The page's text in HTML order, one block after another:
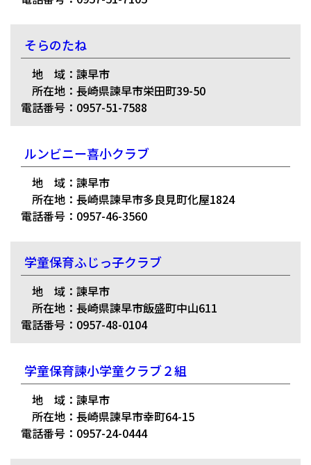
そらのたね
地 域：諫早市
所在地：長崎県諫早市栄田町39-50
電話番号：0957-51-7588
ルンビニー喜小クラブ
地 域：諫早市
所在地：長崎県諫早市多良見町化屋1824
電話番号：0957-46-3560
学童保育ふじっ子クラブ
地 域：諫早市
所在地：長崎県諫早市飯盛町中山611
電話番号：0957-48-0104
学童保育諫小学童クラブ２組
地 域：諫早市
所在地：長崎県諫早市幸町64-15
電話番号：0957-24-0444